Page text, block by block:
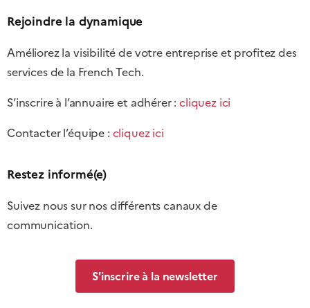
Rejoindre la dynamique
Améliorez la visibilité de votre entreprise et profitez des
services de la French Tech.
S’inscrire à l’annuaire et adhérer :cliquez ici
Contacter l’équipe : cliquez ici
Restez informé(e)
Suivez nous sur nos différents canaux de
communication.
S'inscrire à la newsletter